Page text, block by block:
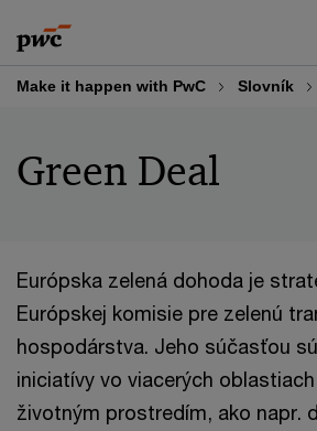
to
content
to
footer
Make it happen with PwC Slovník
Green Deal
Európska zelená dohoda je
Európskej komisie pre zelenú
hospodárstva. Jeho súčasťou
iniciatívy vo viacerých
životným prostredím, ako napr.